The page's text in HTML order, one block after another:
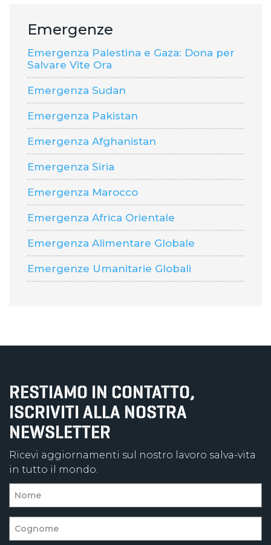
Emergenze
Emergenza Palestina e Gaza: Dona per
Salvare Vite Ora
Emergenza Sudan
Emergenza Pakistan
Emergenza Afghanistan
Emergenza Siria
Emergenza Marocco
Emergenza Africa Orientale
Emergenza Alimentare Globale
Emergenze Umanitarie Globali
RESTIAMO IN CONTATTO,
ISCRIVITI ALLA NOSTRA
NEWSLETTER
Ricevi aggiornamenti sul nostro lavoro salva-vita
in tutto il mondo.